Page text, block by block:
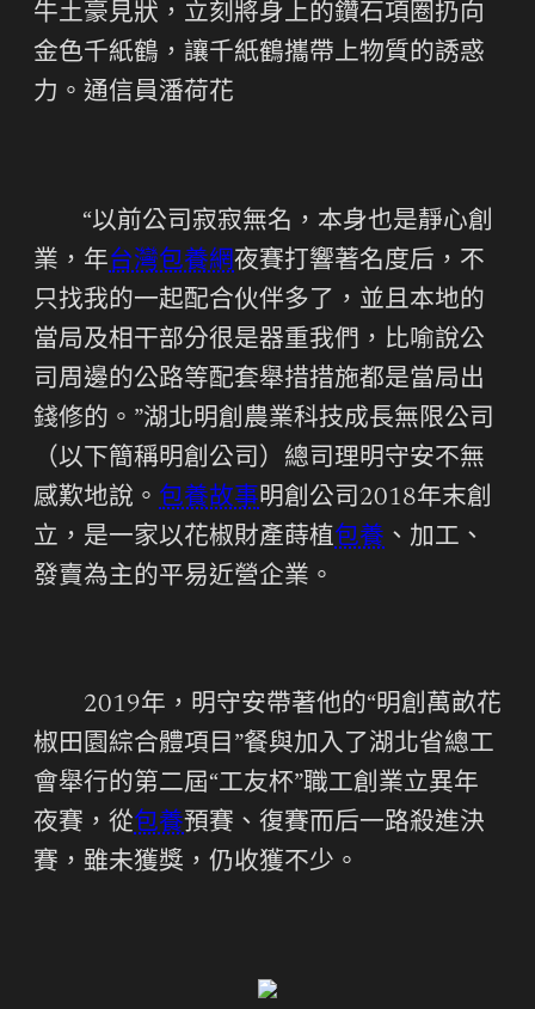
牛土豪見狀，立刻將身上的鑽石項圈扔向
金色千紙鶴，讓千紙鶴攜帶上物質的誘惑
力。通信員潘荷花
“以前公司寂寂無名，本身也是靜心創
業，年台灣包養網夜賽打響著名度后，不
只找我的一起配合伙伴多了，並且本地的
當局及相干部分很是器重我們，比喻說公
司周邊的公路等配套舉措措施都是當局出
錢修的。”湖北明創農業科技成長無限公司
（以下簡稱明創公司）總司理明守安不無
感歎地說。 包養故事明創公司2018年末創
立，是一家以花椒財產蒔植包養 、加工、
發賣為主的平易近營企業。
2019年，明守安帶著他的“明創萬畝花
椒田園綜合體項目”餐與加入了湖北省總工
會舉行的第二屆“工友杯”職工創業立異年
夜賽，從包養預賽、復賽而后一路殺進決
賽，雖未獲獎，仍收獲不少。